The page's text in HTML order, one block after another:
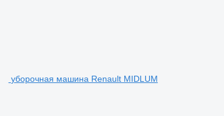
уборочная машина Renault MIDLUM